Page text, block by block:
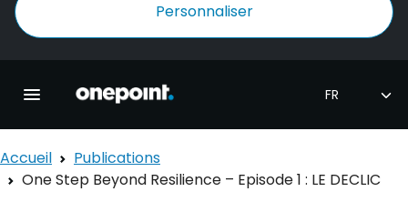
Personnaliser
Accueil Onepoint
Accueil
Publications
One Step Beyond Resilience – Episode 1 : LE DECLIC